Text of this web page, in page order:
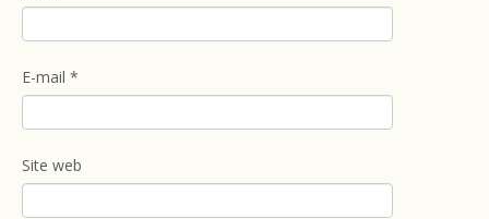
E-mail *
Site web